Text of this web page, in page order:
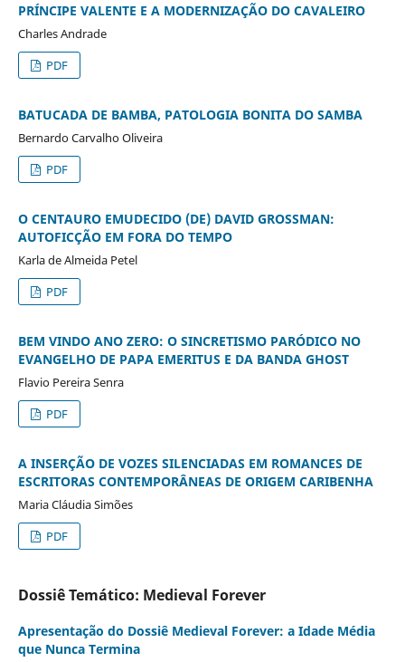
PRÍNCIPE VALENTE E A MODERNIZAÇÃO DO CAVALEIRO
Charles Andrade
PDF
BATUCADA DE BAMBA, PATOLOGIA BONITA DO SAMBA
Bernardo Carvalho Oliveira
PDF
O CENTAURO EMUDECIDO (DE) DAVID GROSSMAN:
AUTOFICÇÃO EM FORA DO TEMPO
Karla de Almeida Petel
PDF
BEM VINDO ANO ZERO: O SINCRETISMO PARÓDICO NO
EVANGELHO DE PAPA EMERITUS E DA BANDA GHOST
Flavio Pereira Senra
PDF
A INSERÇÃO DE VOZES SILENCIADAS EM ROMANCES DE
ESCRITORAS CONTEMPORÂNEAS DE ORIGEM CARIBENHA
Maria Cláudia Simões
PDF
Dossiê Temático: Medieval Forever
Apresentação do Dossiê Medieval Forever: a Idade Média
que Nunca Termina